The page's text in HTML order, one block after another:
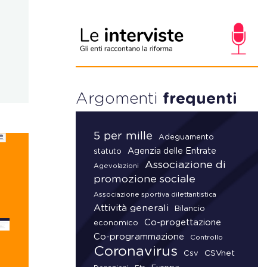
Argomenti frequenti
5 per mille
Adeguamento
statuto
Agenzia delle Entrate
Agevolazioni
Associazione di
promozione sociale
Associazione sportiva dilettantistica
Attività generali
Bilancio
economico
Co-progettazione
Co-programmazione
Controllo
Coronavirus Csv CSVnet